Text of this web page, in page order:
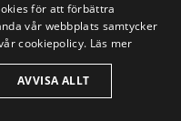
för att förbättra
vår webbplats samtycker
cookiepolicy. Läs mer
AVVISA ALLT